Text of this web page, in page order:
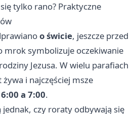
tylko rano? Praktyczne
o świcie, jeszcze przed
mrok symbolizuje oczekiwanie
Jezusa. W wielu parafiach
i najczęściej msze
6:00 a 7:00.
jednak, czy roraty odbywają się